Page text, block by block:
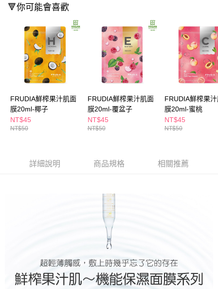
ATM／網路銀行／等多元方式進行付款，方視為交易完成。
※ 請注意：結帳手續完成當下不需立刻繳費，但若您需要取消訂單，請聯絡
購買商品的店家。未經商家同意取消之訂單仍視為有效，需透過AFTEE先享
後付繳納相關費用。
※ 交易是否成功請以「AFTEE先享後付 」之結帳頁面顯示為準，若有關於
是否繳費成功／繳費後需取消欲退款等相關疑問，請聯繫「AFTEE先享後付
客戶支援中心」https://netprotections.freshdesk.com/support/home
【注意事項】
１．透過由恩沛科技股份有限公司提供之「AFTEE先享後付」服務完成之交
權轉讓予恩沛科技股份有限公司。
２．關於個人資料處理事宜，請瀏覽以下網址：
https://aftee.tw/terms/#terms3
３．未成年的使用者請事先徵得法定代理人或監護人之同意方可使用
時審查核予不同之上限額度；若仍有額度不足之情形，本公司將視審查結果
請求用戶進行身份認證。
萊爾富取貨付款
每筆NT$65，滿NT$490(含以上)免運費
付款後萊爾富取貨
每筆NT$65，滿NT$490(含以上)免運費
7-11取貨付款
每筆NT$65，滿NT$490(含以上)免運費
付款後7-11取貨
每筆NT$65，滿NT$490(含以上)免運費
宅配(本島)
付款後寶雅門市自取(由倉庫統一出貨)
🔻你可能會喜歡
FRUDIA鮮榨果汁肌面
膜20ml-椰子
NT$45
NT$50
FRUDIA鮮榨果汁肌面
膜20ml-覆盆子
NT$45
NT$50
FRUDIA鮮榨果
膜20ml-蜜桃
NT$45
NT$50
詳細說明 商品規格 相關推薦